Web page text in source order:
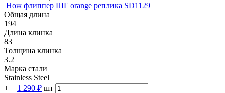
Нож флиппер ШГ orange реплика SD1129
Общая длина
194
Длина клинка
83
Толщина клинка
3.2
Марка стали
Stainless Steel
+ − 1 290 ₽ шт